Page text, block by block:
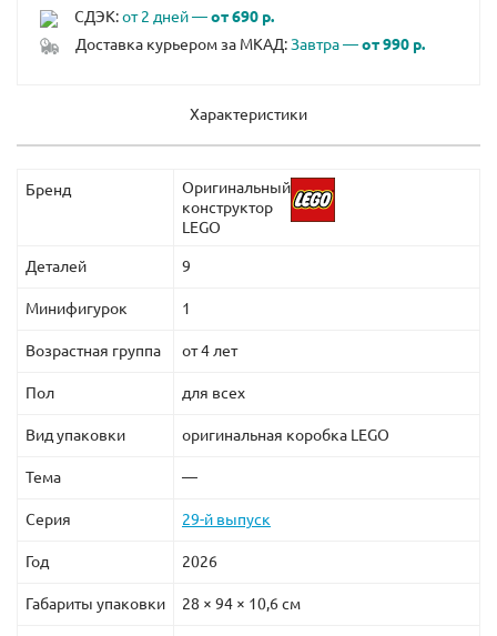
СДЭК:от 2 дней —от 690 р.
Доставка курьером за МКАД:Завтра —от 990 р.
Характеристики
Бренд
Оригинальный
конструктор
LEGO
Деталей 9
Минифигурок 1
Возрастная группа от 4 лет
Пол для всех
Вид упаковки оригинальная коробка LEGO
Тема —
Серия 29-й выпуск
Год 2026
Габариты упаковки 28 × 94 × 10,6 см